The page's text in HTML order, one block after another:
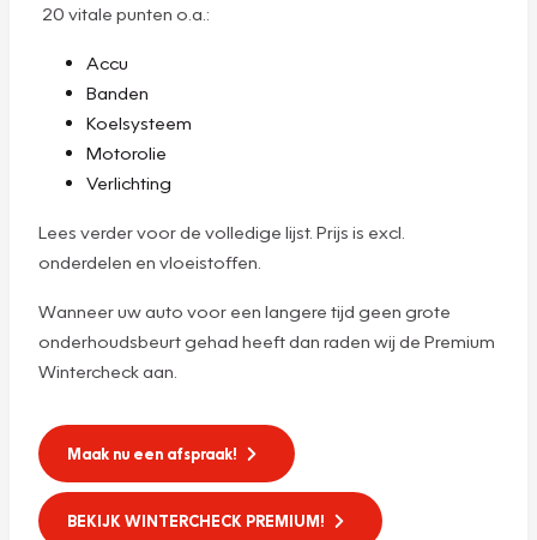
20 vitale punten o.a.:
Accu
Banden
Koelsysteem
Motorolie
Verlichting
Lees verder voor de volledige lijst. Prijs is excl.
onderdelen en vloeistoffen.
Wanneer uw auto voor een langere tijd geen grote
onderhoudsbeurt gehad heeft dan raden wij de Premium
Wintercheck aan.
Maak nu een afspraak!
BEKIJK WINTERCHECK PREMIUM!